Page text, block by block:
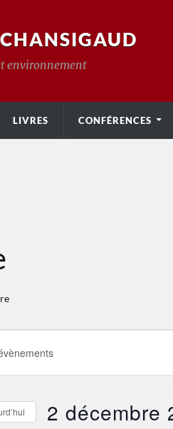
environnement
LIVRES CONFÉRENCES
2 décembre